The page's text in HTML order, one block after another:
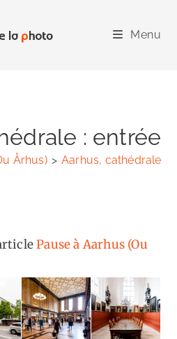
Menu
: entrée
Århus) > Aarhus, cathédrale :
Pause à Aarhus (Ou